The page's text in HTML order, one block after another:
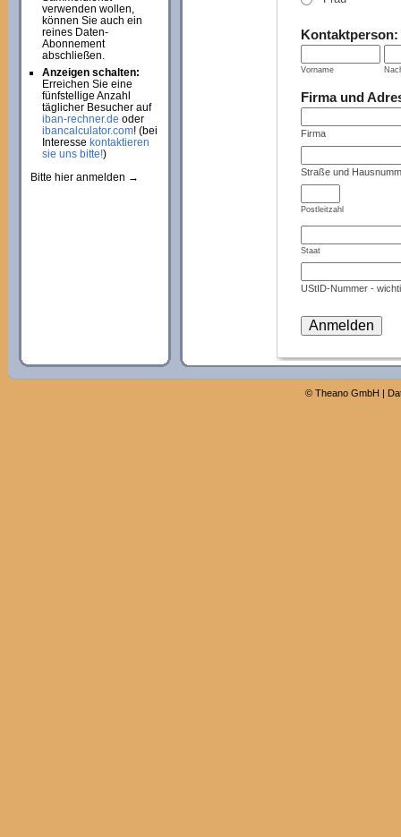
Kontaktperson:
Vorname
Firma und
Firma
Straße und
Postleitzahl
Staat
UStID-Nummer -
verwenden wollen,
können Sie auch ein
reines Daten-
Abonnement
abschließen.
Anzeigen schalten:
Erreichen Sie eine
fünfstellige Anzahl
täglicher Besucher auf
iban-rechner.de oder
ibancalculator.com! (bei
Interesse kontaktieren
sie uns bitte!)
Bitte hier anmelden →
© Theano GmbH |